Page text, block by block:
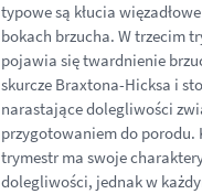
typowe są kłucia
bokach brzucha. W trzecim
pojawia się twardnienie
skurcze Braxtona-Hicksa i
narastające dolegliwości
przygotowaniem do porodu.
trymestr ma swoje
dolegliwości, jednak w